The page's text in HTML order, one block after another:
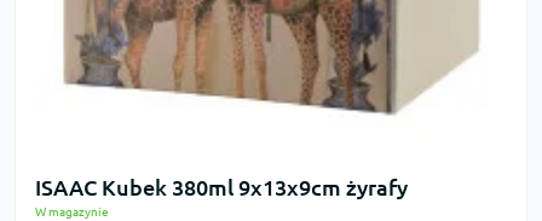
ISAAC Kubek 380ml 9x13x9cm żyrafy
W magazynie